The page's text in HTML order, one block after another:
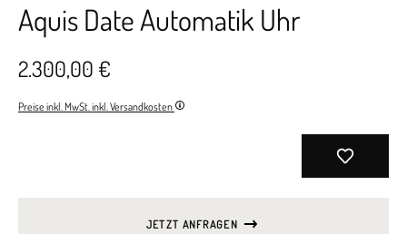
Aquis Date Automatik Uhr
2.300,00 €
Preise inkl. MwSt. inkl. Versandkosten
JETZT ANFRAGEN